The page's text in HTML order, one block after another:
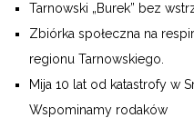
Tarnowski „Burek” bez
Zbiórka społeczna na
regionu Tarnowskiego.
Mija 10 lat od katastrofy w
Wspominamy rodaków